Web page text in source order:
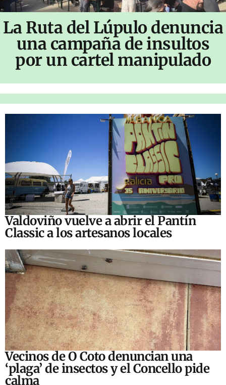
La Ruta del Lúpulo denuncia
una campaña de insultos
por un cartel manipulado
Valdoviño vuelve a abrir el Pantín
Classic a los artesanos locales
Vecinos de O Coto denuncian una
‘plaga’ de insectos y el Concello pide
calma